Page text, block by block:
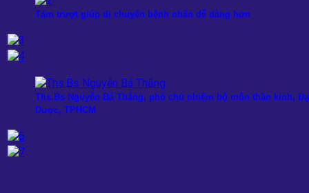
Tấm trượt giúp di chuyển bệnh nhân dễ dàng hơn
Ths.Bs Nguyễn Bá Thắng, phó chủ nhiệm bộ môn thần kinh,
Dược, TPHCM